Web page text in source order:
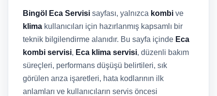
Bingöl Eca Servisi sayfası, yalnızca kombi ve
klima kullanıcıları için hazırlanmış kapsamlı bir
teknik bilgilendirme alanıdır. Bu sayfa içinde Eca
kombi servisi, Eca klima servisi, düzenli bakım
süreçleri, performans düşüşü belirtileri, sık
görülen arıza işaretleri, hata kodlarının ilk
anlamları ve kullanıcıların servis öncesi